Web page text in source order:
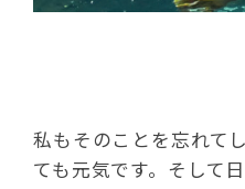
私もそのことを忘れて
ても元気です。そして